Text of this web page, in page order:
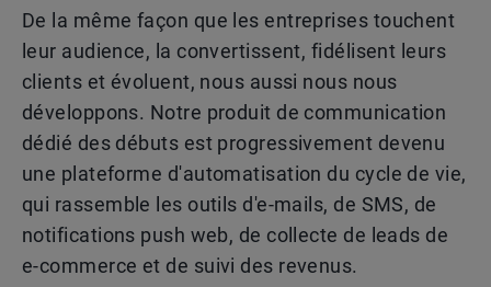
De la même façon que les entreprises touchent
leur audience, la convertissent, fidélisent leurs
clients et évoluent, nous aussi nous nous
développons. Notre produit de communication
dédié des débuts est progressivement devenu
une plateforme d'automatisation du cycle de vie,
qui rassemble les outils d'e-mails, de SMS, de
notifications push web, de collecte de leads de
e-commerce et de suivi des revenus.